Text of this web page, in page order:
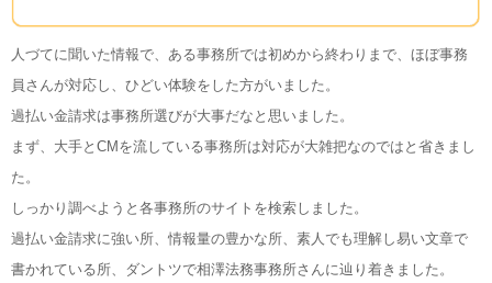
人づてに聞いた情報で、ある事務所では初めから終わりまで、ほぼ事務
員さんが対応し、ひどい体験をした方がいました。
過払い金請求は事務所選びが大事だなと思いました。
まず、大手とCMを流している事務所は対応が大雑把なのではと省きまし
た。
しっかり調べようと各事務所のサイトを検索しました。
過払い金請求に強い所、情報量の豊かな所、素人でも理解し易い文章で
書かれている所、ダントツで相澤法務事務所さんに辿り着きました。